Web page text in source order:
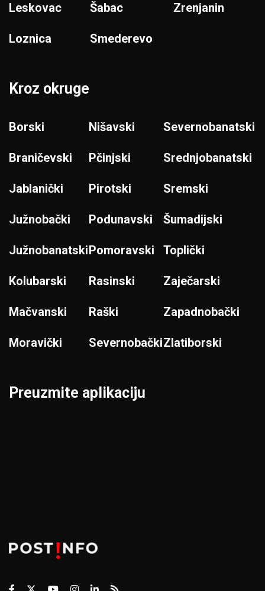
Leskovac
Loznica
Šabac
Smederevo
Zrenjanin
Kroz okruge
Borski
Braničevski
Jablanički
Južnobački
Južnobanatski
Kolubarski
Mačvanski
Moravički
Nišavski
Pčinjski
Pirotski
Podunavski
Pomoravski
Rasinski
Raški
Severnobački
Severnobanatski
Srednjobanatski
Sremski
Šumadijski
Toplički
Zaječarski
Zapadnobački
Zlatiborski
Preuzmite aplikaciju